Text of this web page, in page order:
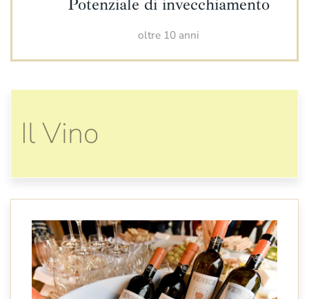
oltre 10 anni
Il Vino